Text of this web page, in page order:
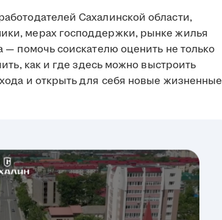
Сахалинской области,
мерах господдержки, рынке жилья
помочь соискателю оценить не только
как и где здесь можно выстроить
и открыть для себя новые жизненные